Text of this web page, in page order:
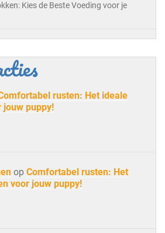
Kies de Beste Voeding voor je
rusten: Het ideale
jouw puppy!
op Comfortabel rusten: Het
voor jouw puppy!